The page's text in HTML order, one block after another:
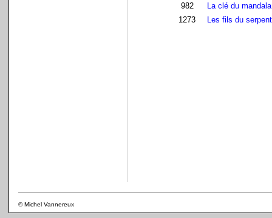
982
La clé du mandala
1273
Les fils du serpent
© Michel Vannereux